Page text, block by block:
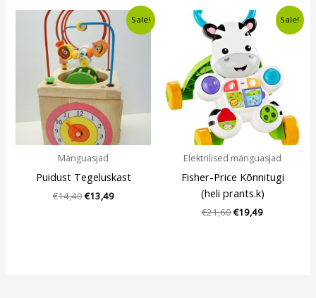
Sale!
Mänguasjad
Puidust Tegeluskast
€14,40
Algne
hind
oli:
€14,40.
€13,49
Current
price
is:
€13,49.
Sale!
Elektrilised mänguasjad
Fisher-Price Kõnnitugi
(heli prants.k)
€21,60
Algne
hind
oli:
€21,60.
€19,49
Current
price